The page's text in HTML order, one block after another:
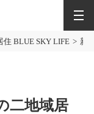
住 BLUE SKY LIFE 新
二地域居